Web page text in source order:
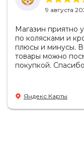
9 августа
Магазин приятно
по колясками и
плюсы и минусы.
товары можно
покупкой.
Яндекс Карты